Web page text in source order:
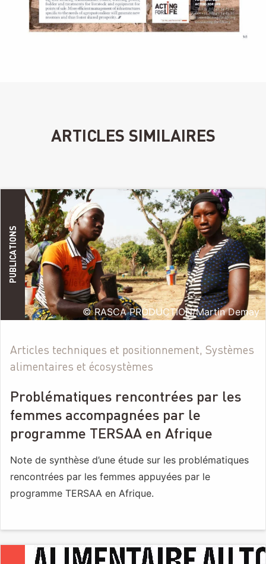
ARTICLES SIMILAIRES
PUBLICATIONS
© RASCA PRODUCTION/Martin Demay
Articles techniques et positionnement, Systèmes
alimentaires et écosystèmes
Problématiques rencontrées par les
femmes accompagnées par le
programme TERSAA en Afrique
Note de synthèse d’une étude sur les problématiques
rencontrées par les femmes appuyées par le
programme TERSAA en Afrique.